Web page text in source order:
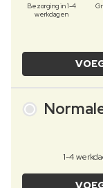
Bezorging in 1-4
werkdagen
1-4